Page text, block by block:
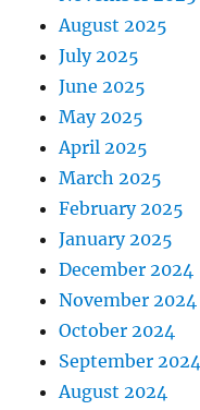
August 2025
July 2025
June 2025
May 2025
April 2025
March 2025
February 2025
January 2025
December 2024
November 2024
October 2024
September 2024
August 2024